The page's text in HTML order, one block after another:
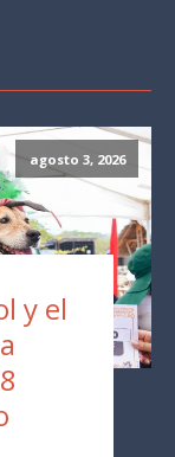
agosto 3, 2026
y el